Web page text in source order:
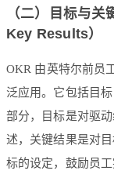
（二）目标与
Key Results）
OKR 由英特尔前员
泛应用。它包括目
部分，目标是对驱
述，关键结果是对
标的设定，鼓励员